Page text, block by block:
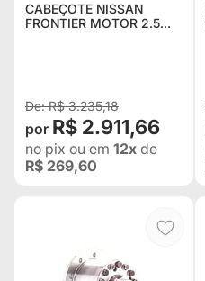
CABEÇOTE NISSAN
FRONTIER MOTOR 2.5
R$ 3.235,18
R$ 2.911,66
no pix ou em 12x de
R$ 269,60